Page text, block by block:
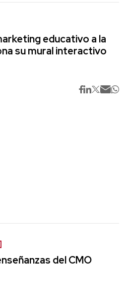
educativo a la
su mural interactivo
del CMO